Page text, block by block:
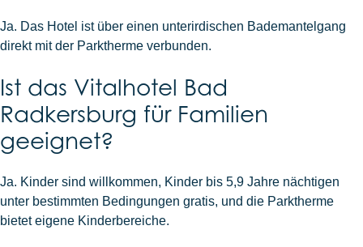
Ja. Das Hotel ist über einen unterirdischen Bademantelgang
direkt mit der Parktherme verbunden.
Ist das Vitalhotel Bad
Radkersburg für Familien
geeignet?
Ja. Kinder sind willkommen, Kinder bis 5,9 Jahre nächtigen
unter bestimmten Bedingungen gratis, und die Parktherme
bietet eigene Kinderbereiche.